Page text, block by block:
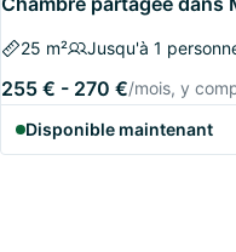
25 m² Jusqu'à 1
255 € - 270 €/mois, y
Disponible maintenant